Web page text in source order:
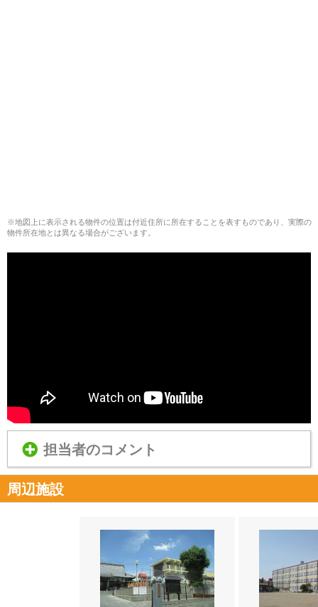
※地図上に表示される物件の位置は付近住所に所在することを表すものであり、実際の
物件所在地とは異なる場合がございます。
担当者のコメント
周辺施設